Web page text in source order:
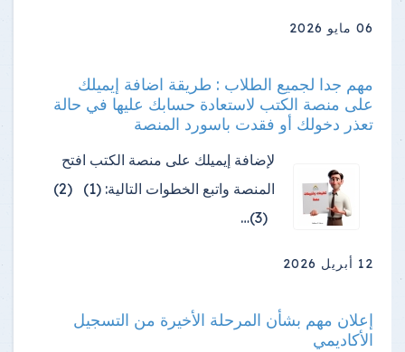
06 مايو 2026
مهم جدا لجميع الطلاب : طريقة اضافة إيميلك
على منصة الكتب لاستعادة حسابك عليها في حالة
تعذر دخولك أو فقدت باسورد المنصة
لإضافة إيميلك على منصة الكتب افتح
المنصة واتبع الخطوات التالية: (1) (2)
(3)…
12 أبريل 2026
إعلان مهم بشأن المرحلة الأخيرة من التسجيل
الأكاديمي